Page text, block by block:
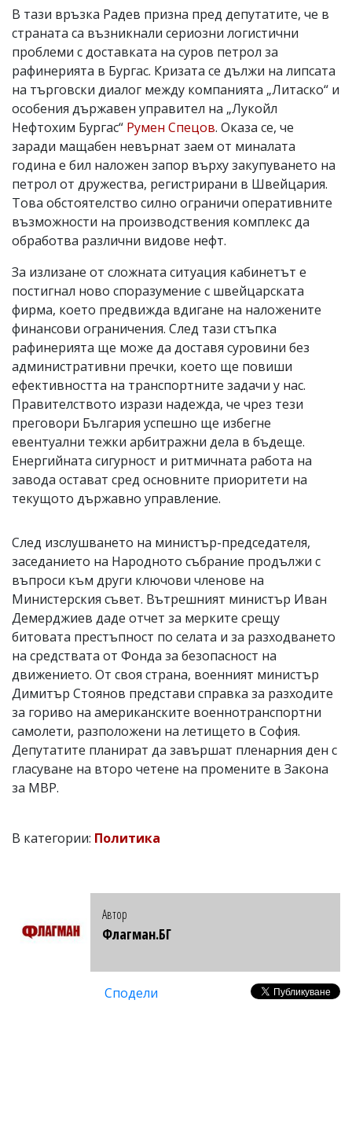
В тази връзка Радев призна пред депутатите, че в
страната са възникнали сериозни логистични
проблеми с доставката на суров петрол за
рафинерията в Бургас. Кризата се дължи на липсата
на търговски диалог между компанията „Литаско“ и
особения държавен управител на „Лукойл
Нефтохим Бургас“ Румен Спецов. Оказа се, че
заради мащабен невърнат заем от миналата
година е бил наложен запор върху закупуването на
петрол от дружества, регистрирани в Швейцария.
Това обстоятелство силно ограничи оперативните
възможности на производствения комплекс да
обработва различни видове нефт.
За излизане от сложната ситуация кабинетът е
постигнал ново споразумение с швейцарската
фирма, което предвижда вдигане на наложените
финансови ограничения. След тази стъпка
рафинерията ще може да доставя суровини без
административни пречки, което ще повиши
ефективността на транспортните задачи у нас.
Правителството изрази надежда, че чрез тези
преговори България успешно ще избегне
евентуални тежки арбитражни дела в бъдеще.
Енергийната сигурност и ритмичната работа на
завода остават сред основните приоритети на
текущото държавно управление.
След изслушването на министър-председателя,
заседанието на Народното събрание продължи с
въпроси към други ключови членове на
Министерския съвет. Вътрешният министър Иван
Демерджиев даде отчет за мерките срещу
битовата престъпност по селата и за разходването
на средствата от Фонда за безопасност на
движението. От своя страна, военният министър
Димитър Стоянов представи справка за разходите
за гориво на американските военнотранспортни
самолети, разположени на летището в София.
Депутатите планират да завършат пленарния ден с
гласуване на второ четене на промените в Закона
за МВР.
В категории: Политика
Автор
Флагман.БГ
Сподели